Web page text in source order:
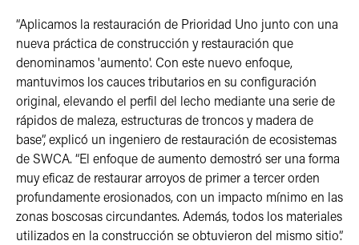
“Aplicamos la restauración de Prioridad Uno junto con una
nueva práctica de construcción y restauración que
denominamos 'aumento'. Con este nuevo enfoque,
mantuvimos los cauces tributarios en su configuración
original, elevando el perfil del lecho mediante una serie de
rápidos de maleza, estructuras de troncos y madera de
base”, explicó un ingeniero de restauración de ecosistemas
de SWCA. “El enfoque de aumento demostró ser una forma
muy eficaz de restaurar arroyos de primer a tercer orden
profundamente erosionados, con un impacto mínimo en las
zonas boscosas circundantes. Además, todos los materiales
utilizados en la construcción se obtuvieron del mismo sitio”.